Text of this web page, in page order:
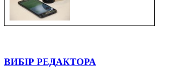
ВИБІР РЕДАКТОРА